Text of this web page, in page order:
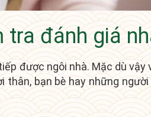
tra đánh giá
được ngôi nhà. Mặc dù vậy
bạn bè hay những